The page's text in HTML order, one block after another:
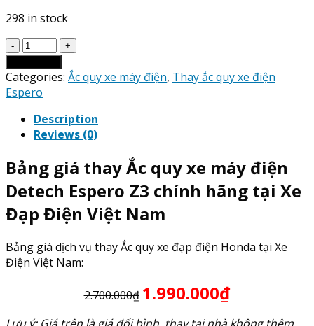
298 in stock
Giá
Thay
Ắc
Quy
máy
điện
Espero
Z3
quantity
Categories: Ắc quy xe máy điện, Thay ắc quy xe điện
Espero
Description
Reviews (0)
Bảng giá thay Ắc quy xe máy điện
Detech Espero Z3 chính hãng tại Xe
Đạp Điện Việt Nam
Bảng giá dịch vụ thay Ắc quy xe đạp điện Honda tại Xe
Điện Việt Nam:
2.700.000₫ 1.990.000₫